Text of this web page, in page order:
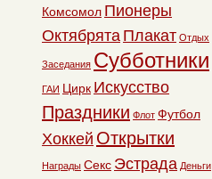
Комсомол Пионеры
Октябрята Плакат Отдых
Заседания Субботники
ГАИ Цирк Искусство
Праздники Флот Футбол
Хоккей Открытки
Награды Секс Эстрада Деньги